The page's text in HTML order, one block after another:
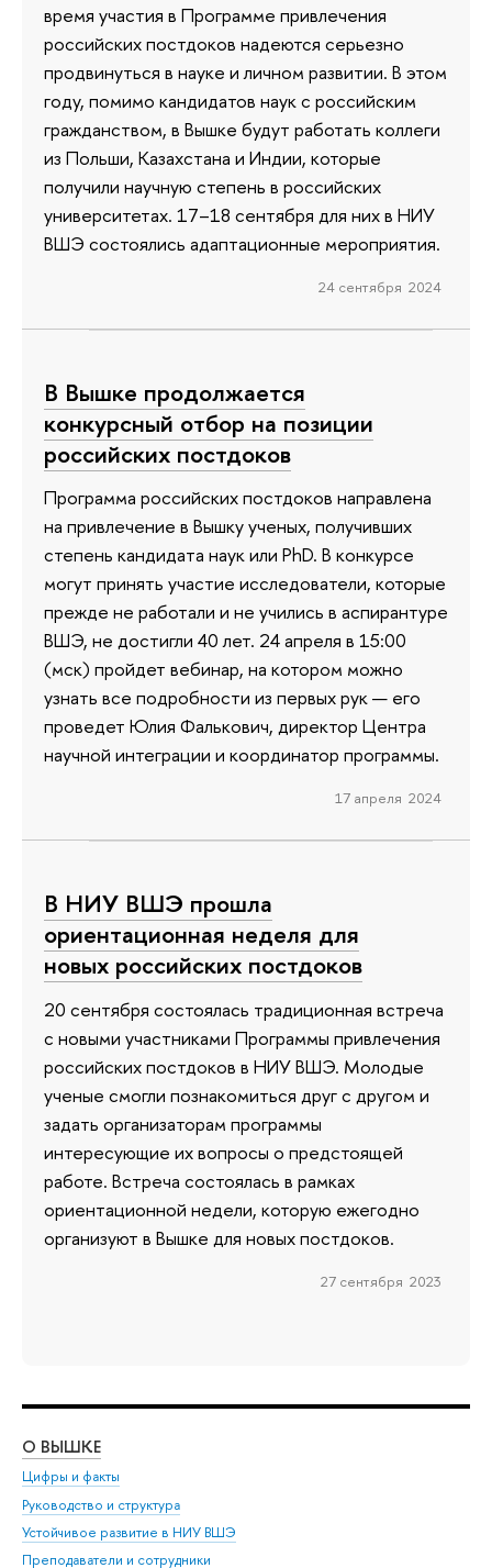
время участия в Программе привлечения
российских постдоков надеются серьезно
продвинуться в науке и личном развитии. В этом
году, помимо кандидатов наук с российским
гражданством, в Вышке будут работать коллеги
из Польши, Казахстана и Индии, которые
получили научную степень в российских
университетах. 17–18 сентября для них в НИУ
ВШЭ состоялись адаптационные мероприятия.
24 сентября 2024
В Вышке продолжается
конкурсный отбор на позиции
российских постдоков
Программа российских постдоков направлена
на привлечение в Вышку ученых, получивших
степень кандидата наук или PhD. В конкурсе
могут принять участие исследователи, которые
прежде не работали и не учились в аспирантуре
ВШЭ, не достигли 40 лет. 24 апреля в 15:00
(мск) пройдет вебинар, на котором можно
узнать все подробности из первых рук — его
проведет Юлия Фалькович, директор Центра
научной интеграции и координатор программы.
17 апреля 2024
В НИУ ВШЭ прошла
ориентационная неделя для
новых российских постдоков
20 сентября состоялась традиционная встреча
с новыми участниками Программы привлечения
российских постдоков в НИУ ВШЭ. Молодые
ученые смогли познакомиться друг с другом и
задать организаторам программы
интересующие их вопросы о предстоящей
работе. Встреча состоялась в рамках
ориентационной недели, которую ежегодно
организуют в Вышке для новых постдоков.
27 сентября 2023
О ВЫШКЕ
Цифры и факты
Руководство и структура
Устойчивое развитие в НИУ ВШЭ
Преподаватели и сотрудники